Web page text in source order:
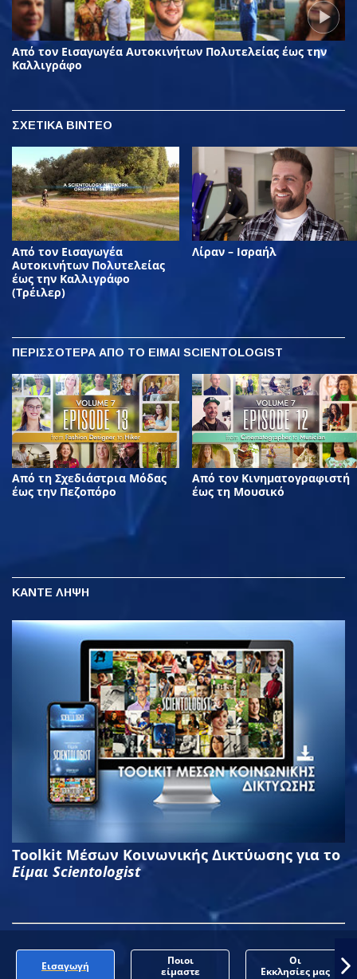
Από τον Εισαγωγέα Αυτοκινήτων Πολυτελείας έως την
Καλλιγράφο
ΣΧΕΤΙΚΑ ΒΙΝΤΕΟ
Από τον Εισαγωγέα
Αυτοκινήτων Πολυτελείας
έως την Καλλιγράφο
(Τρέιλερ)
Λίραν – Ισραήλ
ΠΕΡΙΣΣΟΤΕΡΑ ΑΠΟ ΤΟ ΕΙΜΑΙ SCIENTOLOGIST
Από τη Σχεδιάστρια Μόδας
έως την Πεζοπόρο
Από τον Κινηματογραφιστή
έως τη Μουσικό
ΚΑΝΤΕ ΛΗΨΗ
Toolkit Μέσων Κοινωνικής Δικτύωσης για το
Είμαι Scientologist
Εισαγωγή
Ποιοι
είμαστε
Οι
Εκκλησίες μας